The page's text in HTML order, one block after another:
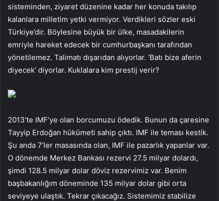
sisteminden, ziyaret düzenine kadar her konuda takılıp
kalanlara milletim yetki vermiyor. Verdikleri sözler eski
Türkiye’dir. Böylesine büyük bir ülke, masadakilerin
emriyle hareket edecek bir cumhurbaşkanı tarafından
yönetilemez. Talimatı dışarıdan alıyorlar. ‘Batı bize aferin
diyecek’ diyorlar. Kuklalara kim prestij verir?
2013’te IMF’ye olan borcumuzu ödedik. Bunun da çaresine
Tayyip Erdoğan hükümeti sahip çıktı. IMF ile teması kestik.
Şu anda 7’ler masasında olan, IMF ile pazarlık yapanlar var.
O dönemde Merkez Bankası rezervi 27.5 milyar dolardı,
şimdi 128.5 milyar dolar döviz rezervimiz var. Benim
başbakanlığım döneminde 135 milyar dolar gibi orta
seviyeye ulaştık. Tekrar çıkacağız. Sistemimiz stabilize